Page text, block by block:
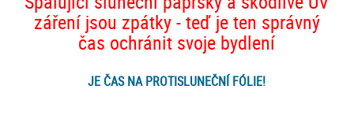
záření jsou zpátky - teď je ten správný
čas ochránit svoje bydlení
JE ČAS NA PROTISLUNEČNÍ FÓLIE!